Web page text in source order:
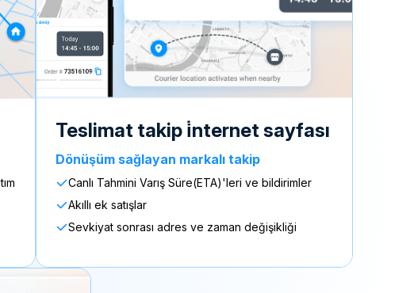
teslimat takip i̇nternet sayfası
Dönüşüm sağlayan markalı takip
Canlı Tahmini Varış Süre(ETA)'leri ve bildirimler
Akıllı ek satışlar
Sevkiyat sonrası adres ve zaman değişikliği